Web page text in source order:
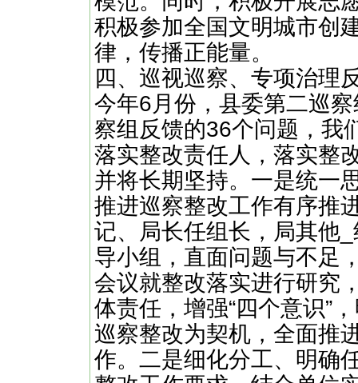
积极参加全国文明城市创
律，传播正能量。
四、巡视巡察、专项治理
今年6月份，县委第二巡
察组反馈的36个问题，我
落实整改责任人，落实整
并将长期坚持。一是统一
推进巡察整改工作有序推
记、局长任组长，局其他
导小组，直面问题与不足
会议就整改落实进行研究
体责任，增强“四个意识”
巡察整改为契机，全面推
作。二是细化分工、明确